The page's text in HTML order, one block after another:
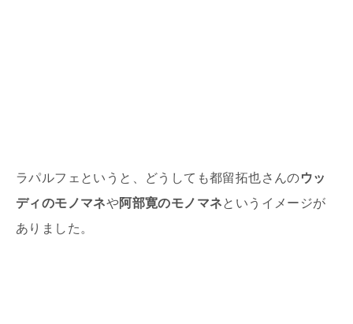
ラパルフェというと、どうしても都留拓也さんのウッ
ディのモノマネや阿部寛のモノマネというイメージが
ありました。